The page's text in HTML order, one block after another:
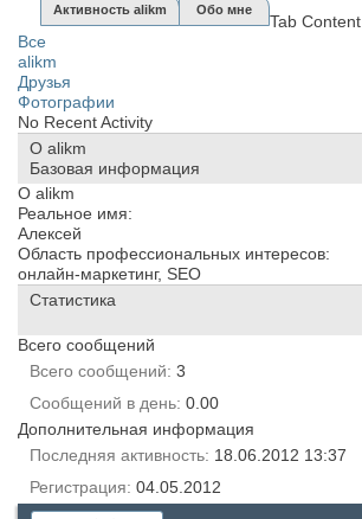
Активность alikm Обо мне
Tab Content
Все
alikm
Друзья
Фотографии
No Recent Activity
О alikm
Базовая информация
О alikm
Реальное имя:
Алексей
Область профессиональных интересов:
онлайн-маркетинг, SEO
Статистика
Всего сообщений
Всего сообщений 3
Сообщений в день 0.00
Дополнительная информация
Последняя активность 18.06.2012 13:37
Регистрация 04.05.2012